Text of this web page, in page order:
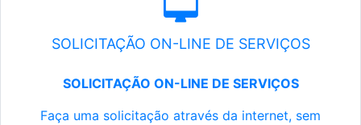
SOLICITAÇÃO ON-LINE DE SERVIÇOS
SOLICITAÇÃO ON-LINE DE SERVIÇOS
Faça uma solicitação através da internet, sem